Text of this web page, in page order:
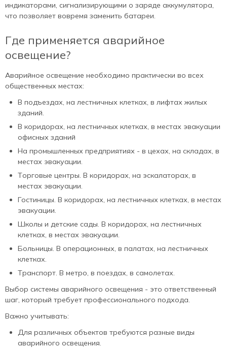
индикаторами, сигнализирующими о заряде аккумулятора,
что позволяет вовремя заменить батареи.
Где применяется аварийное
освещение?
Аварийное освещение необходимо практически во всех
общественных местах:
В подъездах, на лестничных клетках, в лифтах жилых
зданий.
В коридорах, на лестничных клетках, в местах эвакуации
офисных зданий
На промышленных предприятиях - в цехах, на складах, в
местах эвакуации.
Торговые центры. В коридорах, на эскалаторах, в
местах эвакуации.
Гостиницы. В коридорах, на лестничных клетках, в местах
эвакуации.
Школы и детские сады. В коридорах, на лестничных
клетках, в местах эвакуации.
Больницы. В операционных, в палатах, на лестничных
клетках.
Транспорт. В метро, в поездах, в самолетах.
Выбор системы аварийного освещения - это ответственный
шаг, который требует профессионального подхода.
Важно учитывать:
Для различных объектов требуются разные виды
аварийного освещения.